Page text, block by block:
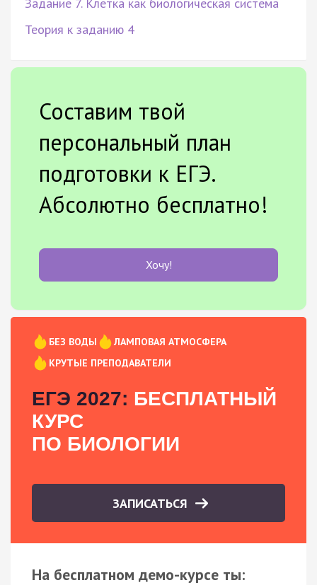
Теория к заданию 4
Составим твой
персональный план
подготовки к ЕГЭ.
Абсолютно бесплатно!
Хочу!
БЕЗ ВОДЫ
ЛАМПОВАЯ АТМОСФЕРА
КРУТЫЕ ПРЕПОДАВАТЕЛИ
ЕГЭ 2027: БЕСПЛАТНЫЙ
КУРС
ПО БИОЛОГИИ
ЗАПИСАТЬСЯ
На бесплатном демо-курсе ты: